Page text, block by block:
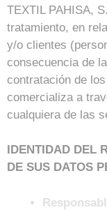
TEXTIL PAHISA,
tratamiento, en
y/o clientes
consecuencia de
contratación de
comercializa a
cualquiera de las
IDENTIDAD DEL
DE SUS DATOS